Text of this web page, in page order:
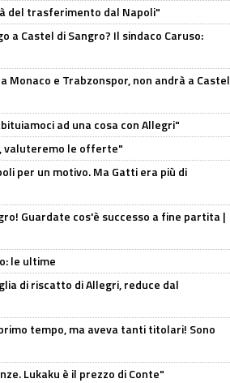
del trasferimento dal Napoli"
a Castel di Sangro? Il sindaco Caruso:
Monaco e Trabzonspor, non andrà a Castel
ad una cosa con Allegri"
valuteremo le offerte"
per un motivo. Ma Gatti era più di
Guardate cos'è successo a fine partita |
le ultime
di riscatto di Allegri, reduce dal
tempo, ma aveva tanti titolari! Sono
Lukaku è il prezzo di Conte"